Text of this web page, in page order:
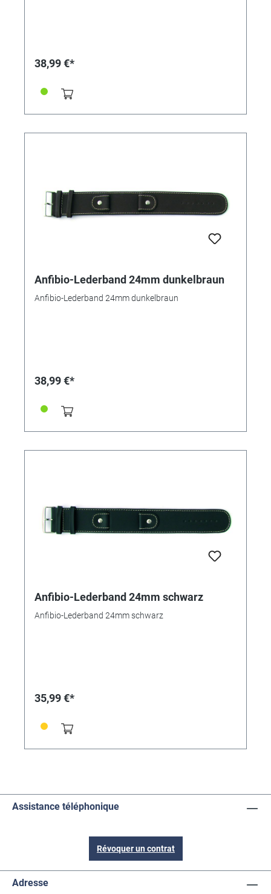
38,99 €*
Anfibio-Lederband 24mm dunkelbraun
Anfibio-Lederband 24mm dunkelbraun
38,99 €*
Anfibio-Lederband 24mm schwarz
Anfibio-Lederband 24mm schwarz
35,99 €*
Assistance téléphonique
Révoquer un contrat
Adresse